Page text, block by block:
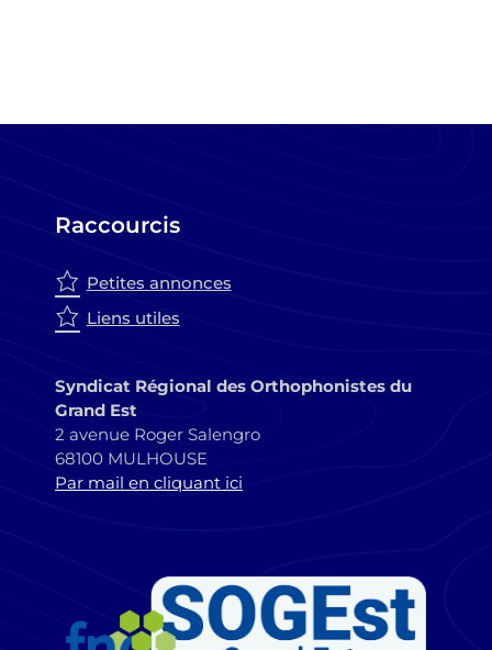
Raccourcis
Petites annonces
Liens utiles
Syndicat Régional des Orthophonistes du
Grand Est
2 avenue Roger Salengro
68100 MULHOUSE
Par mail en cliquant ici